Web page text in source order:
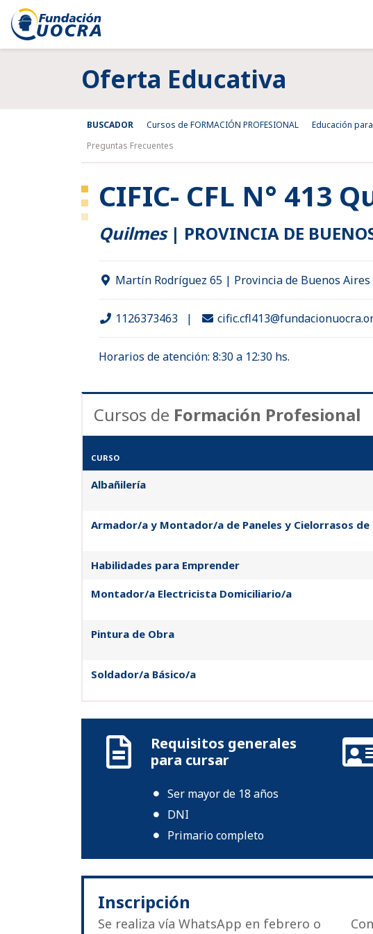
Oferta Educativa
BUSCADOR Cursos de FORMACIÓN PROFESIONAL Educación
Preguntas Frecuentes
CIFIC- CFL N° 413
Quilmes| PROVINCIA DE
Martín Rodríguez 65 | Provincia de Buenos Aires
1126373463 |
Horarios de atención: 8:30 a 12:30 hs.
Cursos de Formación Profesional
CURSO
Albañilería
Armador/a y Montador/a de Paneles y Cielorrasos de
Habilidades para Emprender
Montador/a Electricista Domiciliario/a
Pintura de Obra
Soldador/a Básico/a
Requisitos generales
para cursar
Ser mayor de 18 años
DNI
Primario completo
Inscripción
Se realiza vía WhatsApp en febrero o